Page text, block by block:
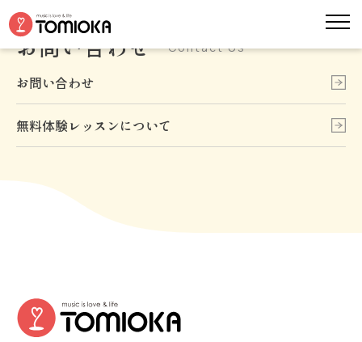
お問い合わせ Contact Us
お問い合わせ
無料体験レッスンについて